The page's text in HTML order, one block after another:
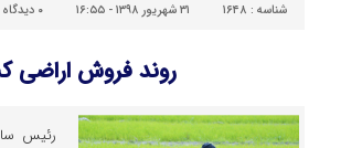
شناسه : ۱۶۴۸ ۳۱ شهریور ۱۳۹۸ - ۱۶:۵۵ ۰ دیدگاه
روند فروش اراضی
رئیس